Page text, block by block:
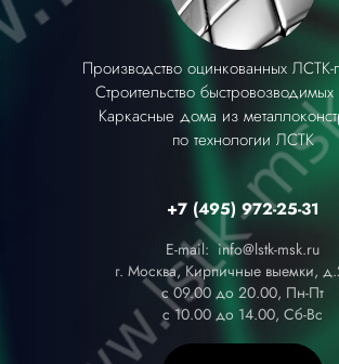
Производство оцинкованных
Строительство
Каркасные дома из
по технологии ЛСТК
+7 (495) 972-25-31
E-mail: info@lstk-msk.ru
г. Москва, Кирпичные выемки,
с 09.00 до 20.00, Пн-Пт
с 10.00 до 14.00, Сб-Вс